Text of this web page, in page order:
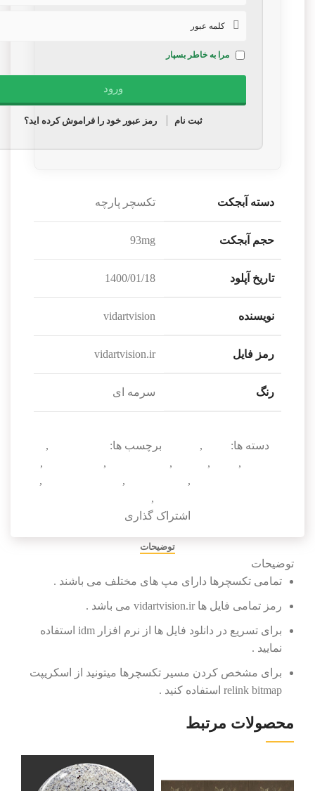
مرا به خاطر بسپار
ثبت نام رمز عبور خود را فراموش کرده اید؟
دسته آبجکت تکسچر پارچه
حجم آبجکت 93mg
تاریخ آپلود 1400/01/18
نویسنده vidartvision
رمز فایل vidartvision.ir
رنگ سرمه ای
دسته ها: , برچسب ها:
,
,
,
,
,
,
,
,
,
,
اشتراک گذاری
توضیحات
توضیحات
تمامی تکسچرها دارای مپ های مختلف می باشند .
رمز تمامی فایل ها vidartvision.ir می باشد .
برای تسریع در دانلود فایل ها از نرم افزار idm استفاده
نمایید .
برای مشخص کردن مسیر تکسچرها میتونید از اسکریپت
relink bitmap استفاده کنید .
محصولات مرتبط